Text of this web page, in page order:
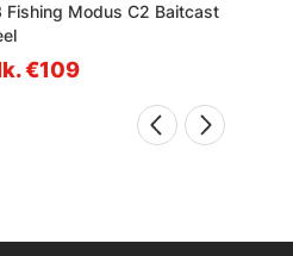
Fishing Modus C2 Baitcast
€109